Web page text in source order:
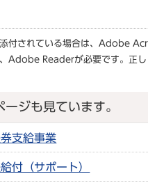
付されている場合は、 Adobe
Adobe Readerが必要です。正
ジも見ています。
支給事業
付（サポート）